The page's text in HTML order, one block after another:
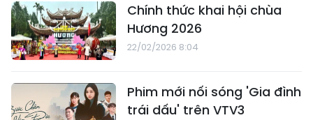
Chính thức khai hội chùa
Hương 2026
22/02/2026 8:04
Phim mới nối sóng 'Gia đình
trái dấu' trên VTV3